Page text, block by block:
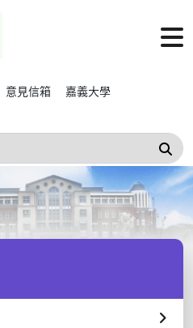
意見信箱 嘉義大學
搜